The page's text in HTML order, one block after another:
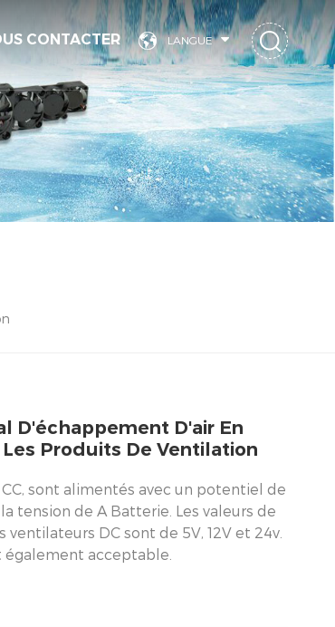
LANGUE
CONTACTER
D'échappement D'air En
Produits De Ventilation
sont alimentés avec un potentiel de
tension de A Batterie. Les valeurs de
DC sont de 5V, 12V et 24v.
également acceptable.